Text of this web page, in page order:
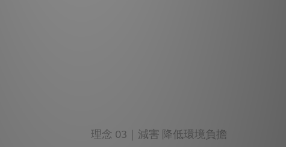
理念 03｜減害 降低環境負擔